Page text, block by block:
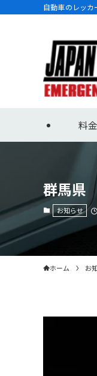
自動車のレッ
料
群馬
お知らせ
ホーム お